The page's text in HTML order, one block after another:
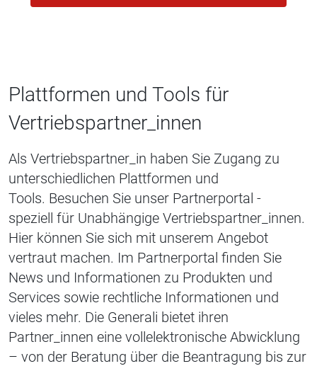
Plattformen und Tools für
Vertriebspartner_innen
Als Vertriebspartner_in haben Sie Zugang zu
unterschiedlichen Plattformen und
Tools. Besuchen Sie unser Partnerportal -
speziell für Unabhängige Vertriebspartner_innen.
Hier können Sie sich mit unserem Angebot
vertraut machen. Im Partnerportal finden Sie
News und Informationen zu Produkten und
Services sowie rechtliche Informationen und
vieles mehr. Die Generali bietet ihren
Partner_innen eine vollelektronische Abwicklung
– von der Beratung über die Beantragung bis zur